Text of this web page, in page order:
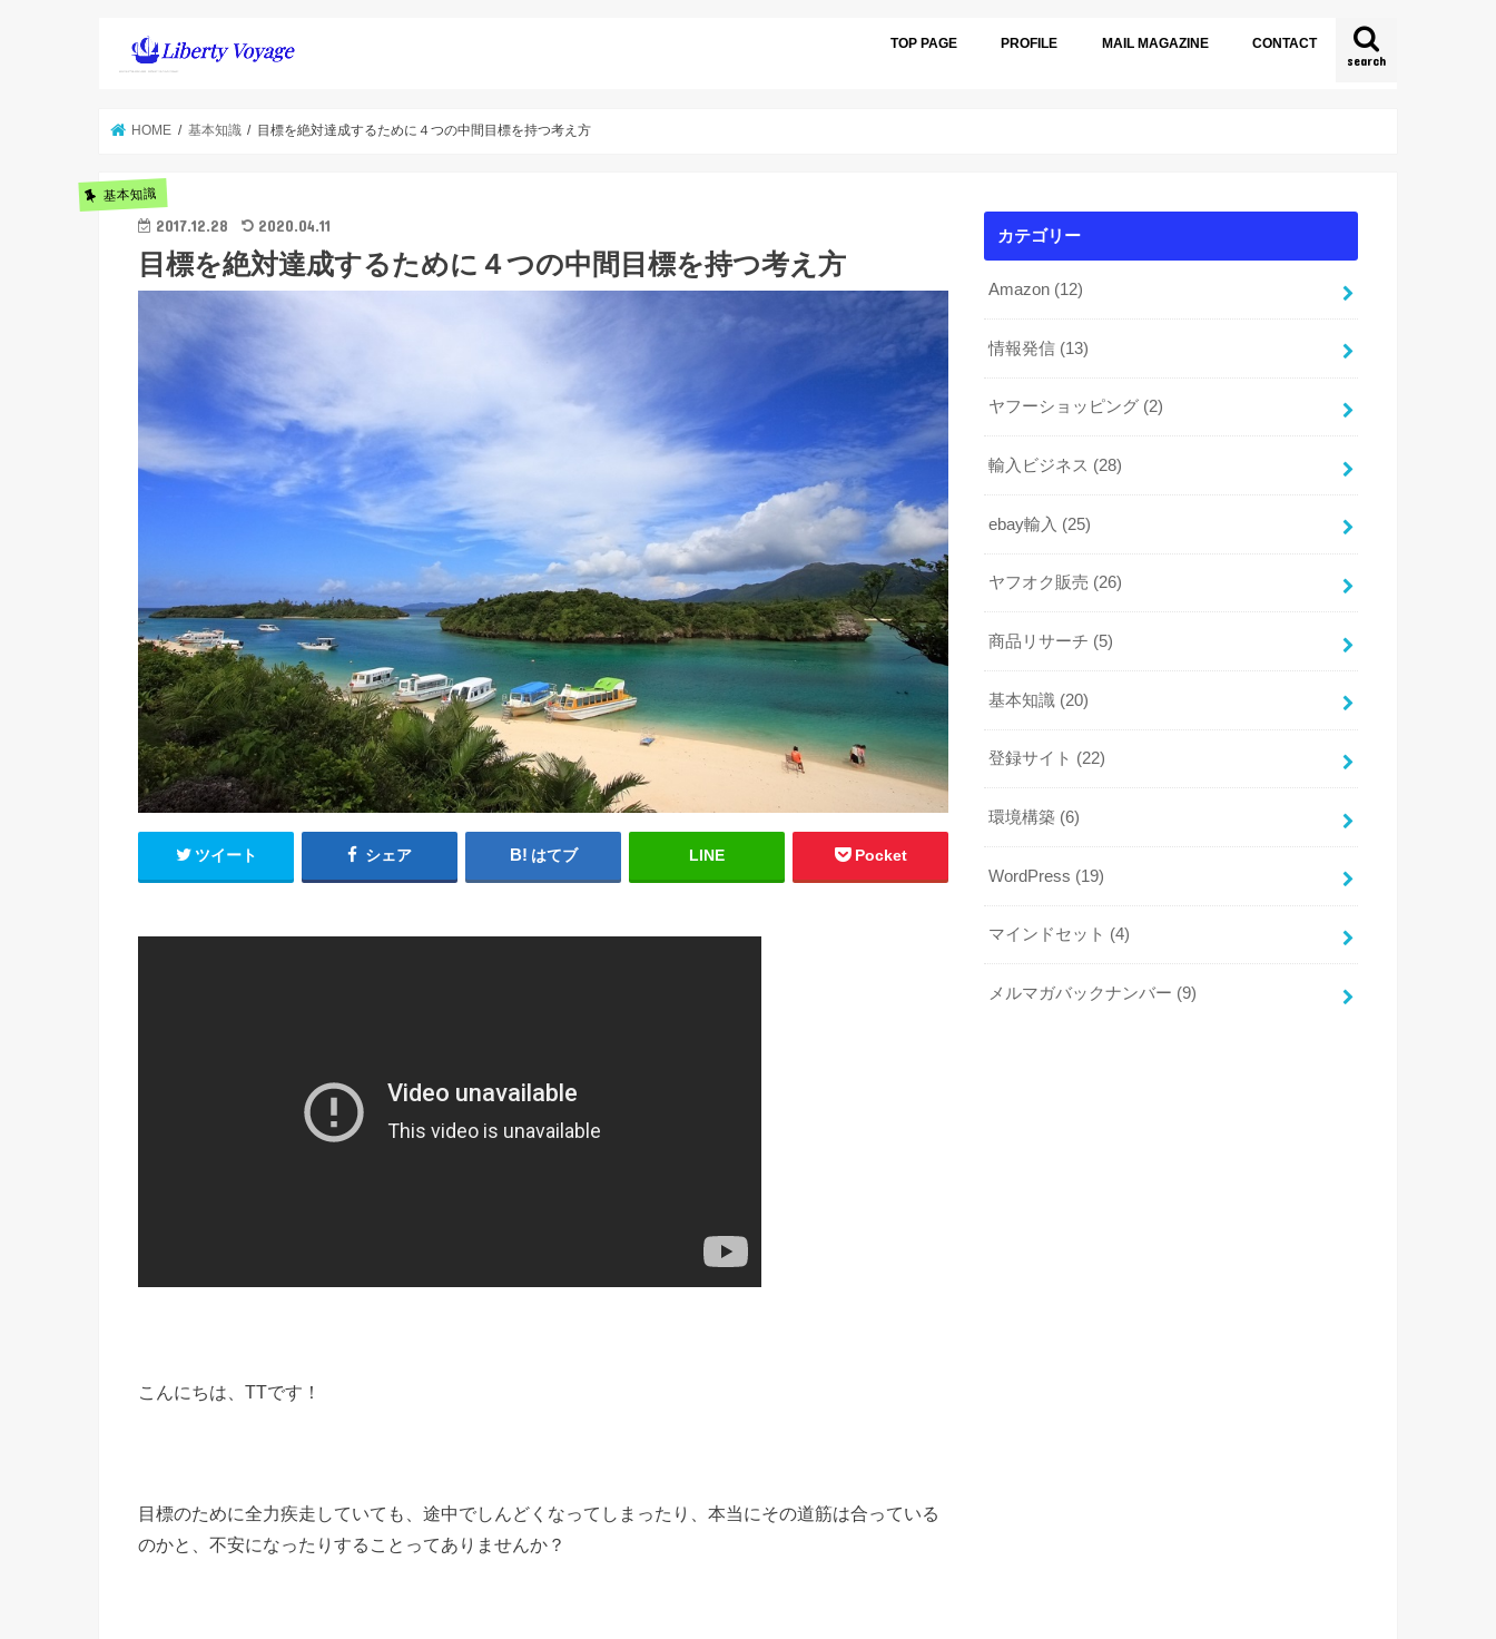
search
TOP PAGE PROFILE MAIL MAGAZINE CONTACT
HOME 基本知識 目標を絶対達成するために４つの中間目標を持つ考え方
基本知識
2017.12.28 2020.04.11
目標を絶対達成するために４つの中間目標を持つ考え方
ツイート シェア はてブ LINE Pocket
こんにちは、TTです！
目標のために全力疾走していても、途中でしんどくなってしまったり、本当にその道筋は合っている
のかと、不安になったりすることってありませんか？
カテゴリー
Amazon (12)
情報発信 (13)
ヤフーショッピング (2)
輸入ビジネス (28)
ebay輸入 (25)
ヤフオク販売 (26)
商品リサーチ (5)
基本知識 (20)
登録サイト (22)
環境構築 (6)
WordPress (19)
マインドセット (4)
メルマガバックナンバー (9)